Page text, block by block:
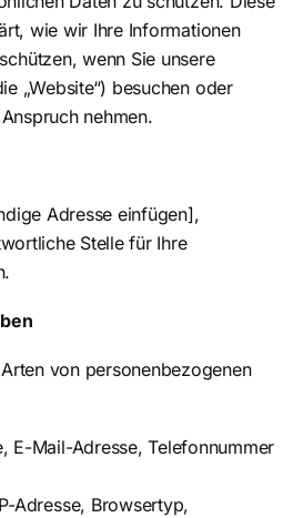
wie wir Ihre Informationen
wenn Sie unsere
„Website“) besuchen oder
nehmen.
Adresse einfügen],
Stelle für Ihre
von personenbezogenen
E-Mail-Adresse, Telefonnummer
Adresse, Browsertyp,